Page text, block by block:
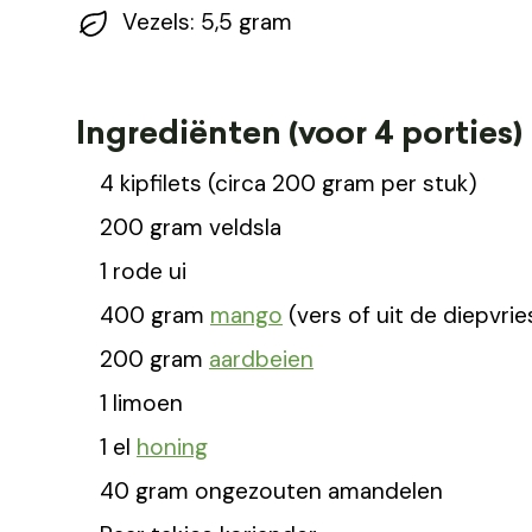
Vezels: 5,5 gram
Ingrediënten (voor 4 porties)
4 kipfilets (circa 200 gram per stuk)
200 gram veldsla
1 rode ui
400 gram mango (vers of uit de
200 gram aardbeien
1 limoen
1 el honing
40 gram ongezouten amandelen